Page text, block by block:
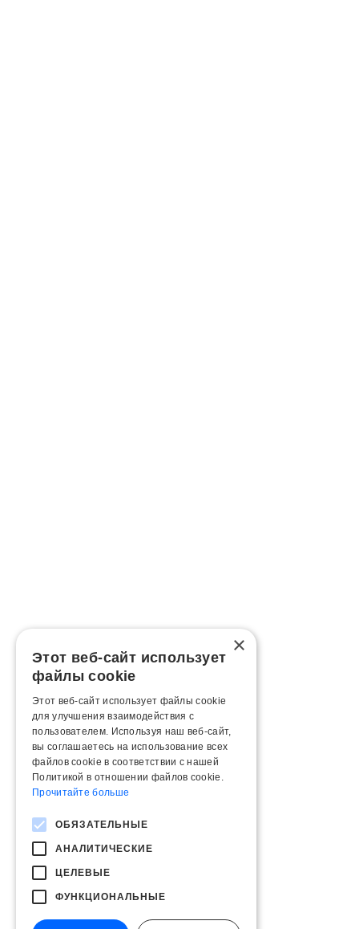
×
Этот веб-сайт использует
файлы cookie
Этот веб-сайт использует файлы cookie
для улучшения взаимодействия с
пользователем. Используя наш веб-сайт,
вы соглашаетесь на использование всех
файлов cookie в соответствии с нашей
Политикой в ​​отношении файлов cookie.
Прочитайте больше
ОБЯЗАТЕЛЬНЫЕ
АНАЛИТИЧЕСКИЕ
ЦЕЛЕВЫЕ
ФУНКЦИОНАЛЬНЫЕ